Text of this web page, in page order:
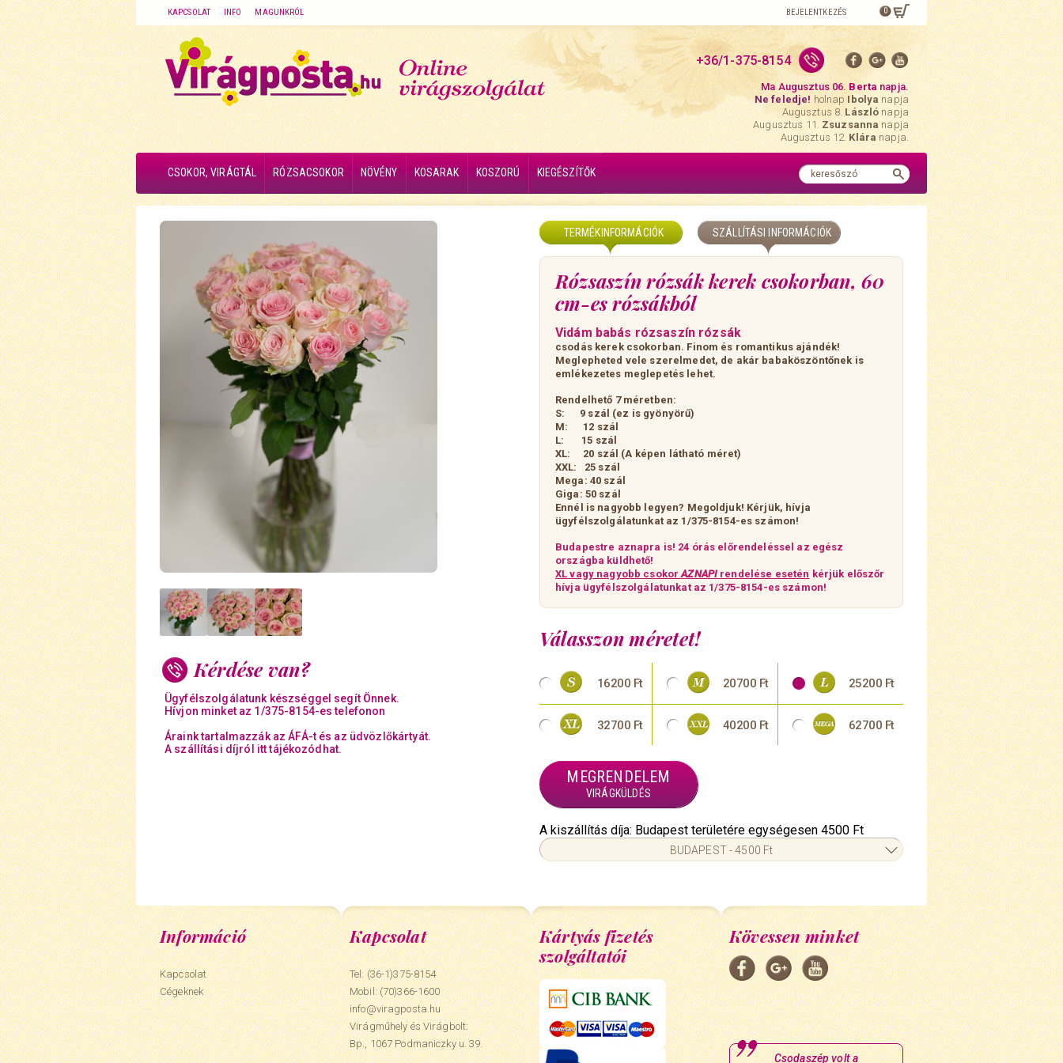
KAPCSOLAT INFO MAGUNKRÓL BEJELENTKEZÉS 0
+36/1-375-8154
Ma Augusztus 06.Berta napja.
Ne feledje! holnapIbolyanapja
Augusztus 8.Lászlónapja
Augusztus 11.Zsuzsannanapja
Augusztus 12.Klára napja.
CSOKOR, VIRÁGTÁL RÓZSACSOKOR NÖVÉNY KOSARAK KOSZORÚ KIEGÉSZÍTŐK
Kérdése van?
Ügyfélszolgálatunk készséggel segít Önnek.
Hívjon minket az 1/375-8154-es telefonon
Áraink tartalmazzák az ÁFÁ-t és az üdvözlőkártyát.
A szállítási díjról itt tájékozódhat.
TERMÉKINFORMÁCIÓK SZÁLLÍTÁSI INFORMÁCIÓK
Rózsaszín rózsák kerek csokorban, 60
cm-es rózsákból
Vidám babás rózsaszín rózsák
csodás kerek csokorban. Finom és romantikus ajándék!
Meglepheted vele szerelmedet, de akár babaköszöntőnek is
emlékezetes meglepetés lehet.
Rendelhető 7 méretben:
S: 9 szál (ez is gyönyörű)
M: 12 szál
L: 15 szál
XL: 20 szál (A képen látható méret)
XXL: 25 szál
Mega: 40 szál
Giga: 50 szál
Ennél is nagyobb legyen? Megoldjuk! Kérjük, hívja
ügyfélszolgálatunkat az 1/375-8154-es számon!
Budapestre aznapra is! 24 órás előrendeléssel az egész
országba küldhető!
XL vagy nagyobb csokorAZNAPI rendelése esetén kérjük előszőr
hívja ügyfélszolgálatunkat az 1/375-8154-es számon!
Válasszon méretet!
16200 Ft 20700 Ft 25200 Ft
32700 Ft 40200 Ft 62700 Ft
MEGRENDELEM
VIRÁGKÜLDÉS
A kiszállítás díja: Budapest területére egységesen 4500 Ft
BUDAPEST - 4500 Ft
Információ
Kapcsolat
Cégeknek
Kapcsolat
Tel: (36-1)375-8154
Mobil:(70)366-1600
info@viragposta.hu
Virágműhely és Virágbolt:
Bp., 1067 Podmaniczky u. 39.
Kártyás fizetés
szolgáltatói
Kövessen minket
Csodaszép volt a